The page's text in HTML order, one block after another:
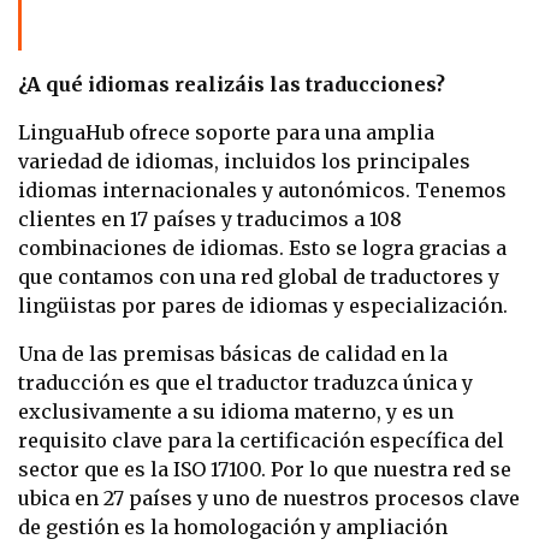
¿A qué idiomas realizáis las traducciones?
LinguaHub ofrece soporte para una amplia
variedad de idiomas, incluidos los principales
idiomas internacionales y autonómicos. Tenemos
clientes en 17 países y traducimos a 108
combinaciones de idiomas. Esto se logra gracias a
que contamos con una red global de traductores y
lingüistas por pares de idiomas y especialización.
Una de las premisas básicas de calidad en la
traducción es que el traductor traduzca única y
exclusivamente a su idioma materno, y es un
requisito clave para la certificación específica del
sector que es la ISO 17100. Por lo que nuestra red se
ubica en 27 países y uno de nuestros procesos clave
de gestión es la homologación y ampliación